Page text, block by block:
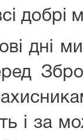
добрі
дні
і за